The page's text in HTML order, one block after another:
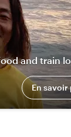
and train
En savoir